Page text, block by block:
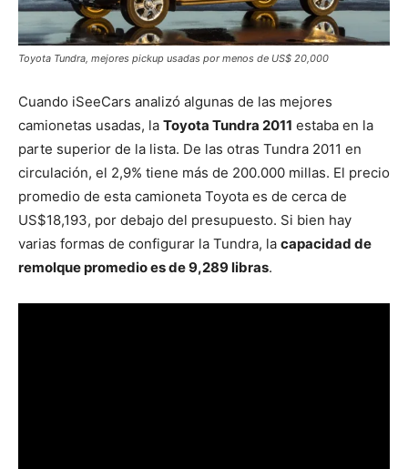
Toyota Tundra, mejores pickup usadas por menos de US$ 20,000
Cuando iSeeCars analizó algunas de las mejores
camionetas usadas, la Toyota Tundra 2011 estaba en la
parte superior de la lista. De las otras Tundra 2011 en
circulación, el 2,9% tiene más de 200.000 millas. El precio
promedio de esta camioneta Toyota es de cerca de
US$18,193, por debajo del presupuesto. Si bien hay
varias formas de configurar la Tundra, la capacidad de
remolque promedio es de 9,289 libras.